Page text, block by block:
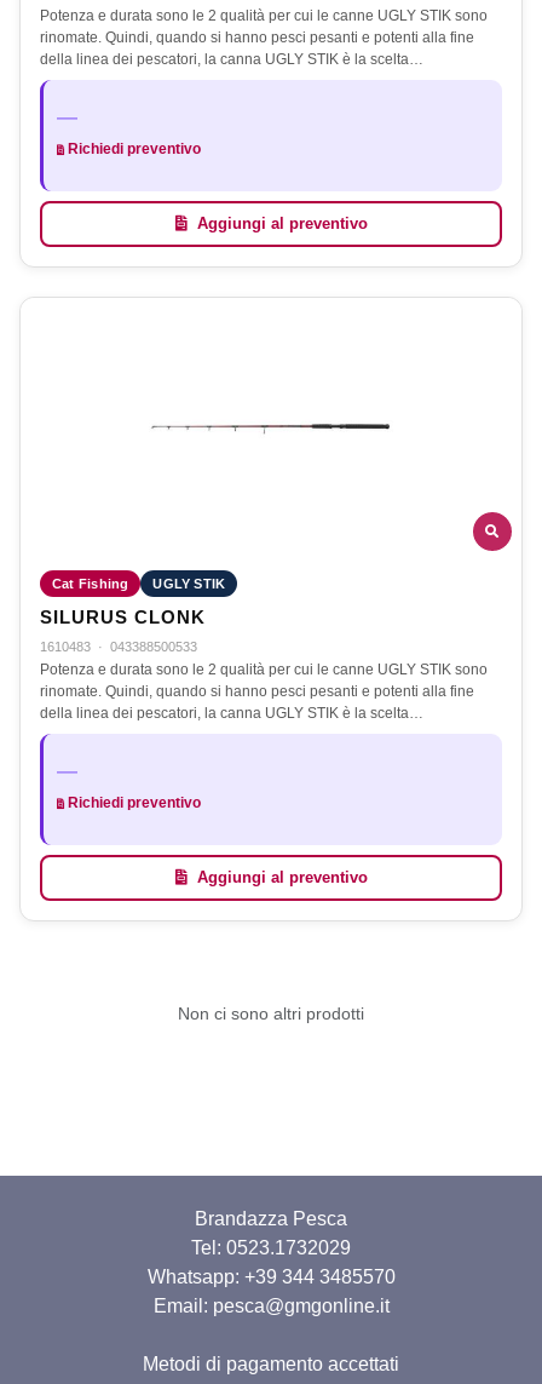
Potenza e durata sono le 2 qualità per cui le canne UGLY STIK sono
rinomate. Quindi, quando si hanno pesci pesanti e potenti alla fine
della linea dei pescatori, la canna UGLY STIK è la scelta…
—
Richiedi preventivo
Aggiungi al preventivo
Cat Fishing UGLY STIK
SILURUS CLONK
1610483 · 043388500533
Potenza e durata sono le 2 qualità per cui le canne UGLY STIK sono
rinomate. Quindi, quando si hanno pesci pesanti e potenti alla fine
della linea dei pescatori, la canna UGLY STIK è la scelta…
—
Richiedi preventivo
Aggiungi al preventivo
Non ci sono altri prodotti
Brandazza Pesca
Tel: 0523.1732029
Whatsapp: +39 344 3485570
Email: pesca@gmgonline.it
Metodi di pagamento accettati